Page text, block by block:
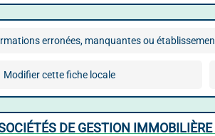
erronées, manquantes ou
Modifier cette fiche locale
DE GESTION